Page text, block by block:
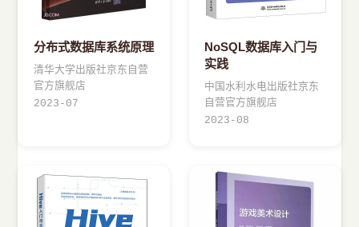
分布式数据库系统原理
清华大学出版社京东自营
官方旗舰店
2023-07
NoSQL数据库入门与
实践
中国水利水电出版社京东
自营官方旗舰店
2023-08